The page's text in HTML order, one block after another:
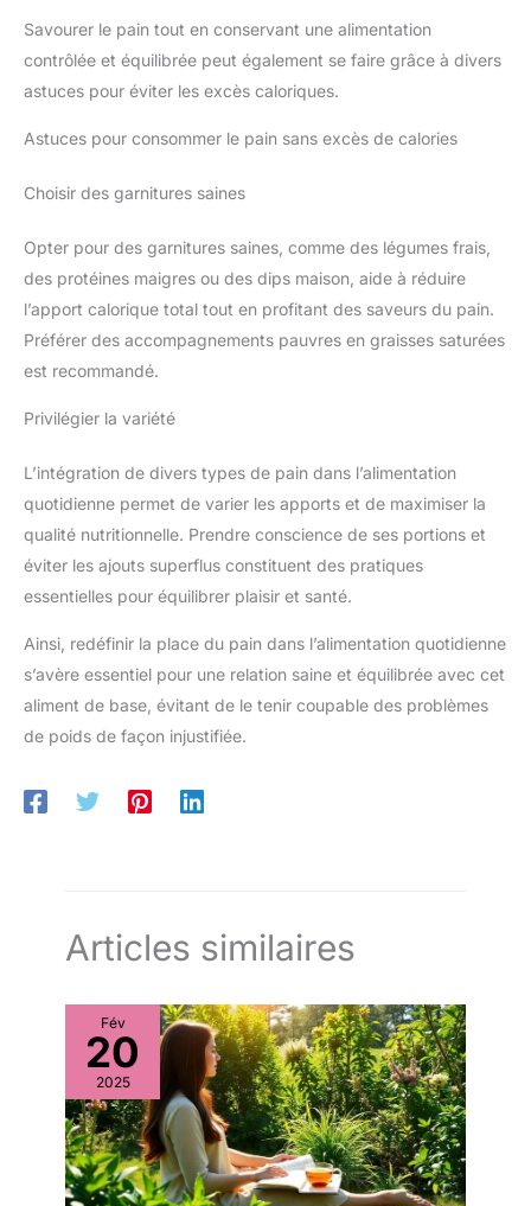
Savourer le pain tout en conservant une alimentation
contrôlée et équilibrée peut également se faire grâce à divers
astuces pour éviter les excès caloriques.
Astuces pour consommer le pain sans excès de calories
Choisir des garnitures saines
Opter pour des garnitures saines, comme des légumes frais,
des protéines maigres ou des dips maison, aide à réduire
l’apport calorique total tout en profitant des saveurs du pain.
Préférer des accompagnements pauvres en graisses saturées
est recommandé.
Privilégier la variété
L’intégration de divers types de pain dans l’alimentation
quotidienne permet de varier les apports et de maximiser la
qualité nutritionnelle. Prendre conscience de ses portions et
éviter les ajouts superflus constituent des pratiques
essentielles pour équilibrer plaisir et santé.
Ainsi, redéfinir la place du pain dans l’alimentation quotidienne
s’avère essentiel pour une relation saine et équilibrée avec cet
aliment de base, évitant de le tenir coupable des problèmes
de poids de façon injustifiée.
Articles similaires
Fév
20
2025